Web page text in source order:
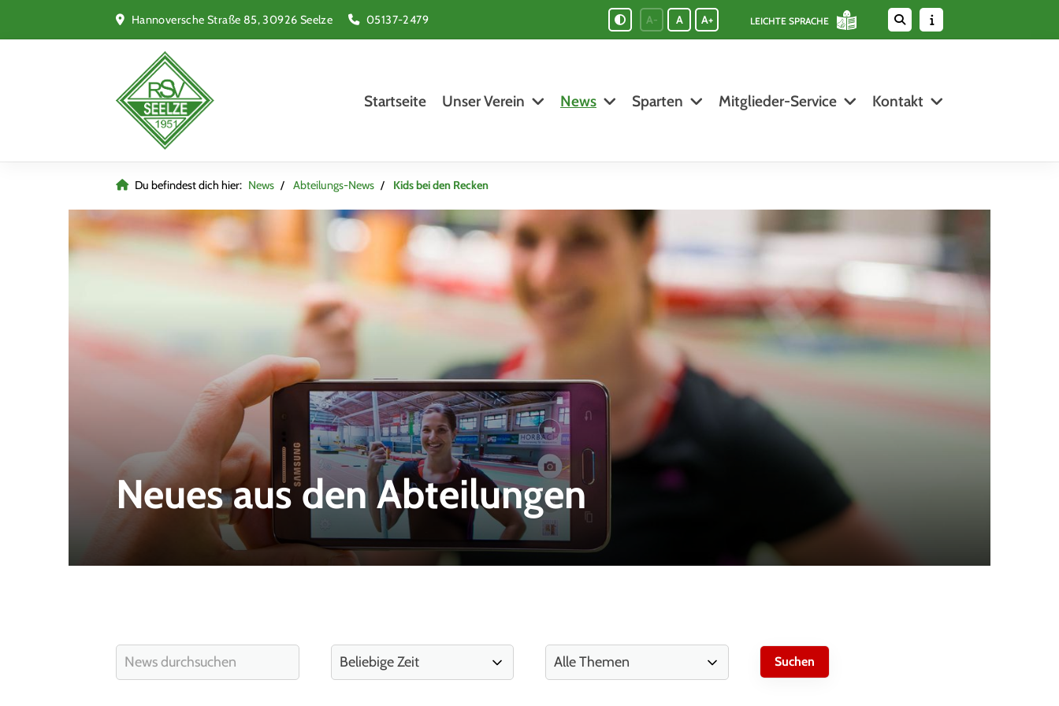
Hannoversche Straße 85, 30926 Seelze 05137-2479 A- A A+ LEICHTE SPRACHE
Startseite Unser Verein News Sparten Mitglieder-Service Kontakt
Du befindest dich hier: News Abteilungs-News Kids bei den Recken
Neues aus den Abteilungen
Quicklinks